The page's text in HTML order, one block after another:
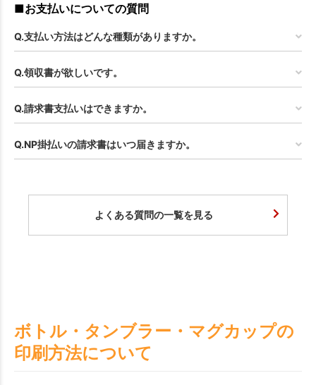
■お支払いについての質問
Q.支払い方法はどんな種類がありますか。
Q.領収書が欲しいです。
Q.請求書支払いはできますか。
Q.NP掛払いの請求書はいつ届きますか。
よくある質問の一覧を見る
ボトル・タンブラー・マグカップの
印刷方法について